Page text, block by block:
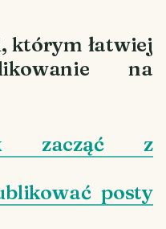
którym łatwiej
na
zacząć z
posty